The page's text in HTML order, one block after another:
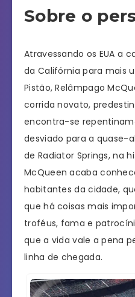
Sobre o
Atravessando os EUA a
da Califórnia para mais
Pistão, Relâmpago
corrida novato,
encontra-se
desviado para a quase-
de Radiator Springs, na
McQueen acaba
habitantes da cidade,
que há coisas mais
troféus, fama e
que a vida vale a pena
linha de chegada.